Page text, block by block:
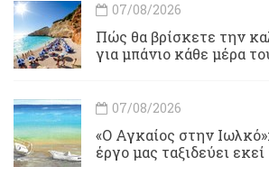
07/08/2026
Πώς θα βρίσκετε την
για μπάνιο κάθε μέρα
07/08/2026
«Ο Αγκαίος στην
έργο μας ταξιδεύει